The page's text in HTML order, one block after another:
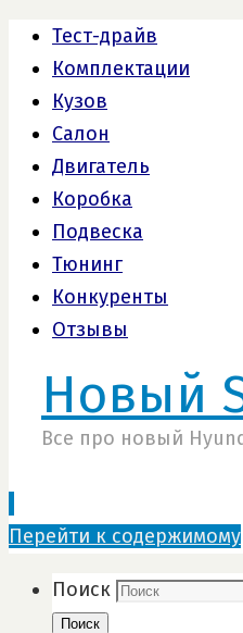
Тест-драйв
Комплектации
Кузов
Салон
Двигатель
Коробка
Подвеска
Тюнинг
Конкуренты
Отзывы
Новый
Все про новый
Перейти к содержимому
Поиск
Поиск